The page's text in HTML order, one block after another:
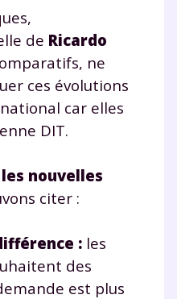
de Ricardo
ne
ces évolutions
car elles
DIT.
les nouvelles
citer :
: les
des
est plus